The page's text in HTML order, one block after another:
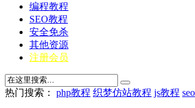
编程教程
SEO教程
安全免杀
其他资源
注册会员
热门搜索： php教程 织梦仿站教程 js教程